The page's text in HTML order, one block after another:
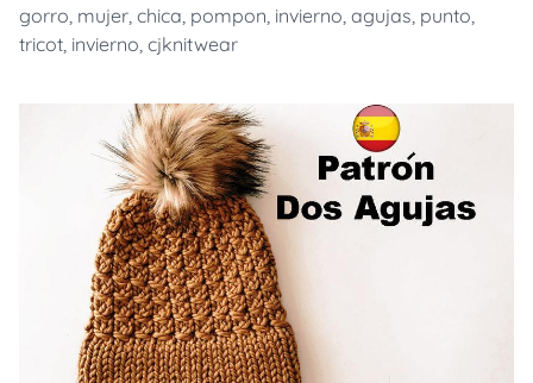
gorro, mujer, chica, pompon, invierno, agujas, punto,
tricot, invierno, cjknitwear